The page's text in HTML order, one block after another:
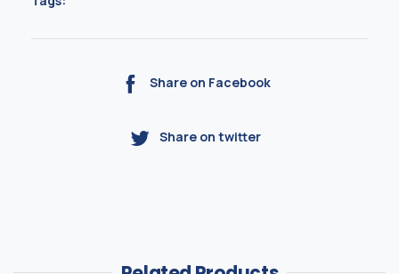
Share on Facebook
Share on twitter